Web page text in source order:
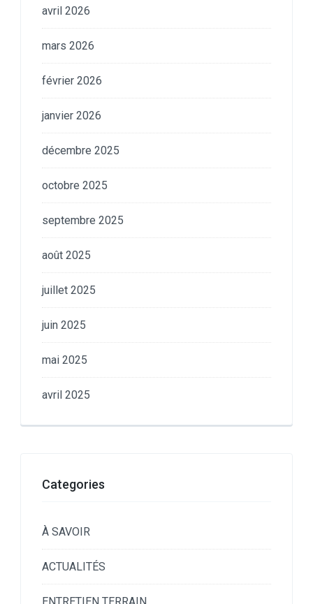
avril 2026
mars 2026
février 2026
janvier 2026
décembre 2025
octobre 2025
septembre 2025
août 2025
juillet 2025
juin 2025
mai 2025
avril 2025
Categories
À SAVOIR
ACTUALITÉS
ENTRETIEN TERRAIN